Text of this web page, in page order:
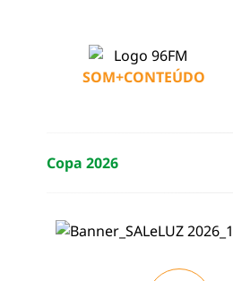
SOM+CONTEÚDO
Copa 2026